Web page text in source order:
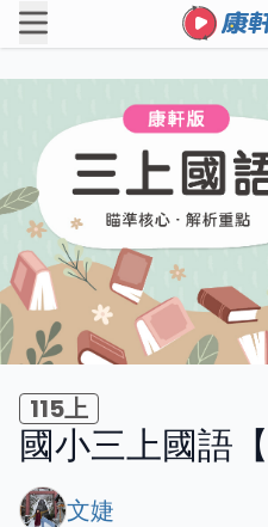
115上
國小三上國語【
文婕